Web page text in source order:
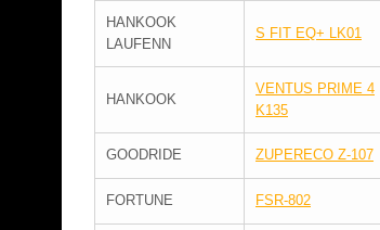
HANKOOK
LAUFENN
S FIT EQ+ LK01
HANKOOK
VENTUS PRIME 4
K135
GOODRIDE ZUPERECO Z-107
FORTUNE FSR-802